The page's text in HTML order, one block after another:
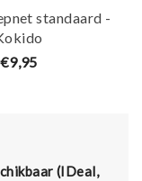
standaard -
€9,95
(IDeal,